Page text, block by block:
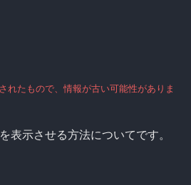
れたもので、情報が古い可能性がありま
表示させる方法についてです。